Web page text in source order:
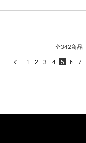
全342商品
1 2 3 4 5 6 7